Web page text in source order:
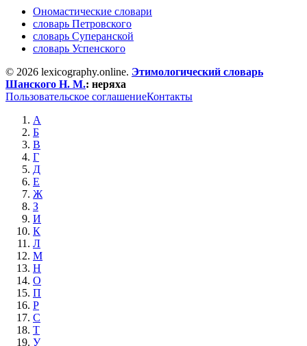
Ономастические словари
словарь Петровского
словарь Суперанской
словарь Успенского
© 2026 lexicography.online. Этимологический словарь
Шанского Н. М.: неряха
Пользовательское соглашениеКонтакты
А
Б
В
Г
Д
Е
Ж
З
И
К
Л
М
Н
О
П
Р
С
Т
У